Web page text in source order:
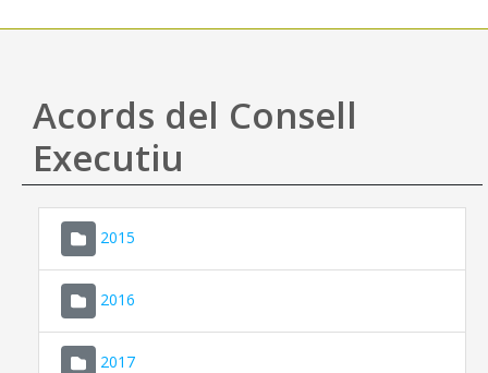
Utilitats
Ajuda
Acords del Consell
Executiu
2015
2016
2017